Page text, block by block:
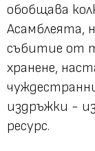
обобщава
Асамблеята,
събитие от
хранене,
издръжки -
ресурс.